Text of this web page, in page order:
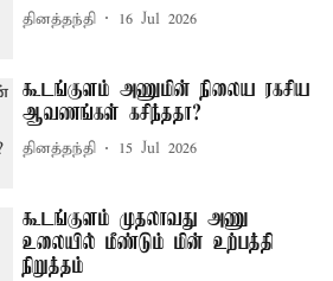
தினத்தந்தி 16 Jul 2026
கூடங்குளம் அணுமின் நிலைய ரகசிய
ஆவணங்கள் கசிந்ததா?
தினத்தந்தி 15 Jul 2026
கூடங்குளம் முதலாவது அணு
உலையில் மீண்டும் மின் உற்பத்தி
நிறுத்தம்